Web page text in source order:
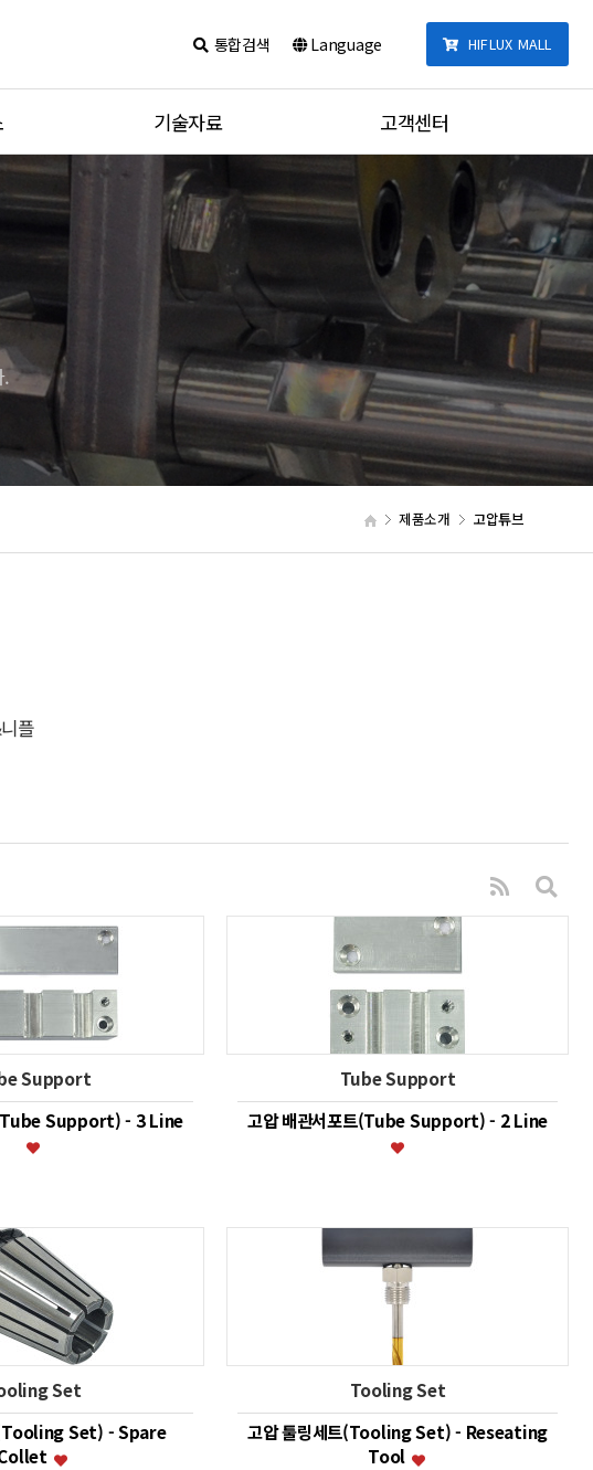
HIFLUX MALL
통합검색 Language
기술자료
카달로그
제품 체결법
온도별 압력데이터
단위변환기
튜브 체결 토크
고객센터
공지사항
견적문의
질문과답변
동영상
통합검색
제품소개 고압튜브
.
플
Support
(Tube Support) - 3 Line
Tube Support
고압 배관서포트(Tube Support) - 2 Line
Set
(Tooling Set) - Spare
Tooling Set
고압 툴링세트(Tooling Set) - Reseating
Tool